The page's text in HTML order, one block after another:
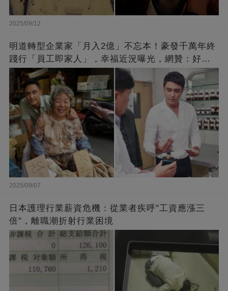
2025/09/12
明道轉型企業家「月入2億」不忘本！豪發千萬年終
踐行「員工即家人」，幸福近況曝光，網贊：好老
闆的福報
2025/09/07
日本護理行業薪資危機：從業者疾呼"工資應漲三
倍"，離職潮折射行業困境